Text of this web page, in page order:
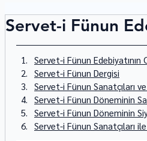
Servet-i Fünun
Servet-i Fünun Edebiyatının
Servet-i Fünun Dergisi
Servet-i Fünun Sanatçıları
Servet-i Fünun Döneminin
Servet-i Fünun Döneminin
Servet-i Fünun Sanatçıları